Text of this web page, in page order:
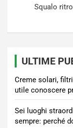
Squalo
ULTIME
Creme solari,
utile conoscere
Sei luoghi
sempre: perché